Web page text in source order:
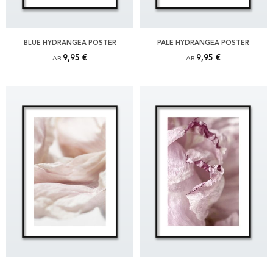
BLUE HYDRANGEA POSTER
AB 9,95 €
PALE HYDRANGEA POSTER
AB 9,95 €